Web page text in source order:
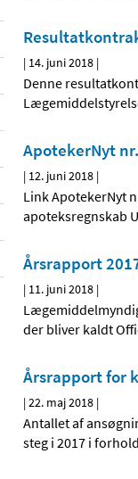
| 14. juni 2018 |
Denne
ApotekerNyt
| 12. juni 2018 |
Link ApotekerNyt
apoteksregnskab
Årsrapport
| 11. juni 2018 |
der bliver kaldt
Årsrapport for
|22. maj 2018 |
Antallet af
steg i 2017 i